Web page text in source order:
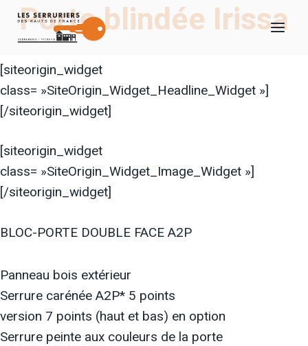
AllerPorte blindée Irissa
[siteorigin_widget
class= »SiteOrigin_Widget_Headline_Widget »]
[/siteorigin_widget]
[siteorigin_widget
class= »SiteOrigin_Widget_Image_Widget »]
[/siteorigin_widget]
BLOC-PORTE DOUBLE FACE A2P
Panneau bois extérieur
Serrure carénée A2P* 5 points
version 7 points (haut et bas) en option
Serrure peinte aux couleurs de la porte